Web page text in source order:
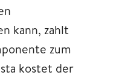
kann, zahlt
zum
kostet der